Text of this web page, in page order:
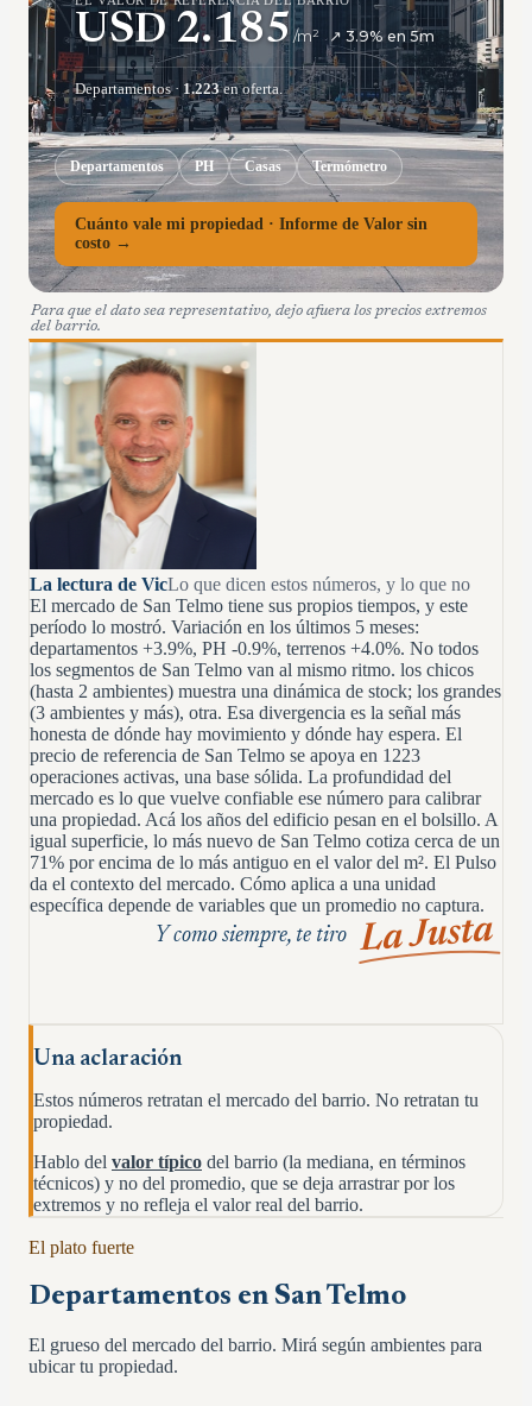
USD2.185/m² ↗ 3.9% en 5m
Departamentos· 1.223en oferta.
Departamentos PH Casas Termómetro
Cuánto vale mi propiedad · Informe de Valor sin
costo →
Para que el dato sea representativo, dejo afuera los precios extremos
del barrio.
La lectura de VicLo que dicen estos números, y lo que no
El mercado de San Telmo tiene sus propios tiempos, y este
período lo mostró. Variación en los últimos 5 meses:
departamentos +3.9%, PH -0.9%, terrenos +4.0%. No todos
los segmentos de San Telmo van al mismo ritmo. los chicos
(hasta 2 ambientes) muestra una dinámica de stock; los grandes
(3 ambientes y más), otra. Esa divergencia es la señal más
honesta de dónde hay movimiento y dónde hay espera. El
precio de referencia de San Telmo se apoya en 1223
operaciones activas, una base sólida. La profundidad del
mercado es lo que vuelve confiable ese número para calibrar
una propiedad. Acá los años del edificio pesan en el bolsillo. A
igual superficie, lo más nuevo de San Telmo cotiza cerca de un
71% por encima de lo más antiguo en el valor del m². El Pulso
da el contexto del mercado. Cómo aplica a una unidad
específica depende de variables que un promedio no captura.
Y como siempre, te tiro La Justa
Una aclaración
Estos números retratan el mercado del barrio. No retratan tu
propiedad.
Hablo del valor típico del barrio (la mediana, en términos
técnicos) y no del promedio, que se deja arrastrar por los
extremos y no refleja el valor real del barrio.
El plato fuerte
Departamentos en San Telmo
El grueso del mercado del barrio. Mirá según ambientes para
ubicar tu propiedad.